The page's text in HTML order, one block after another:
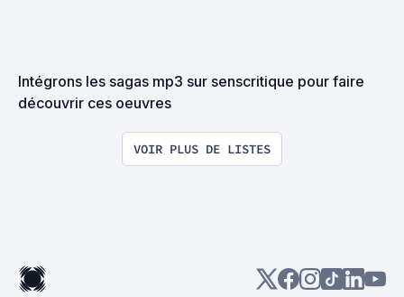
Intégrons les sagas mp3 sur senscritique pour faire
découvrir ces oeuvres
VOIR PLUS DE LISTES